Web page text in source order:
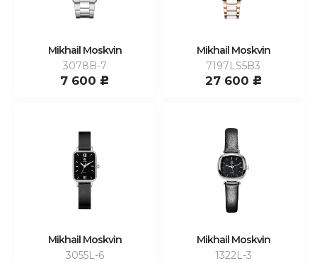
Mikhail Moskvin
3078B-7
7 600 c
Mikhail Moskvin
7197LS5B3
27 600 c
Mikhail Moskvin
3055L-6
Mikhail Moskvin
1322L-3